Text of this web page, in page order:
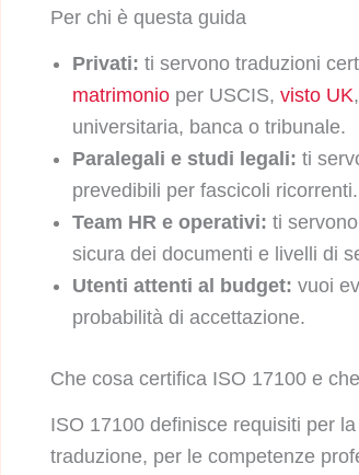
Per chi è questa guida
Privati: ti servono traduzioni
matrimonio per USCIS, visto UK,
universitaria, banca o tribunale.
Paralegali e studi legali: ti
prevedibili per fascicoli ricorrenti.
Team HR e operativi: ti
sicura dei documenti e livelli di
Utenti attenti al budget: vuoi
probabilità di accettazione.
Che cosa certifica ISO 17100 e
ISO 17100 definisce requisiti per
traduzione, per le competenze